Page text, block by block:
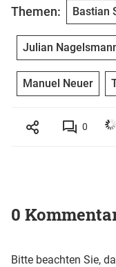
Themen: Bastian
Julian
Manuel Neuer
0
0
Bitte beachten Sie,